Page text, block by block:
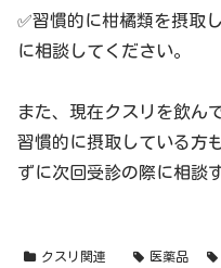
✅習慣的に柑橘類を摂取
に相談してください。
また、現在クスリを飲ん
習慣的に摂取している方
ずに次回受診の際に相談
クスリ関連 医薬品